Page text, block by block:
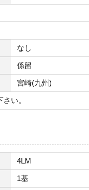
なし
係留
宮崎(九州)
い。
4LM
1基